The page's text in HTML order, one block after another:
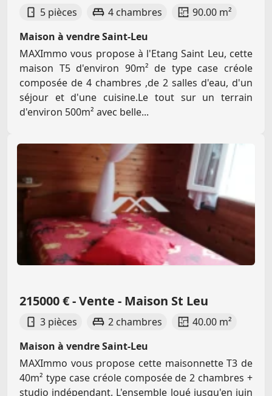
5 pièces 4 chambres
90.00 m²
Maison à vendre Saint-Leu
MAXImmo vous propose à l'Etang Saint Leu, cette
maison T5 d'environ 90m² de type case créole
composée de 4 chambres ,de 2 salles d'eau, d'un
séjour et d'une cuisine.Le tout sur un terrain
d'environ 500m² avec belle...
215000 € - Vente - Maison St Leu
3 pièces 2 chambres
40.00 m²
Maison à vendre Saint-Leu
MAXImmo vous propose cette maisonnette T3 de
40m² type case créole composée de 2 chambres +
studio indépendant. L'ensemble loué jusqu'en juin